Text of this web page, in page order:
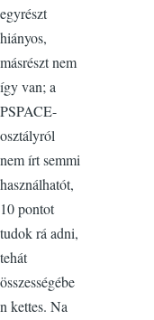
egyrészt
hiányos,
másrészt nem
így van; a
PSPACE-
osztályról
nem írt semmi
használhatót,
10 pontot
tudok rá adni,
tehát
összességébe
n kettes. Na